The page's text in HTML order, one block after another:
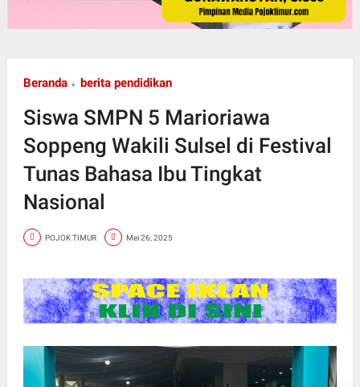
Beranda berita pendidikan
Siswa SMPN 5 Marioriawa
Soppeng Wakili Sulsel di Festival
Tunas Bahasa Ibu Tingkat
Nasional
POJOK TIMUR Mei 26, 2025